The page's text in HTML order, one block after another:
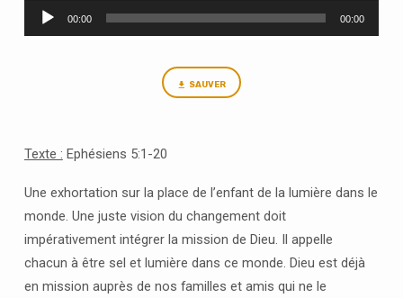
DE
LA
LE
MONDE
Lecteur
audio
00:00 00:00
SAUVER
Texte : Ephésiens 5:1-20
Une exhortation sur la place de l’enfant de la lumière dans le
monde. Une juste vision du changement doit
impérativement intégrer la mission de Dieu. Il appelle
chacun à être sel et lumière dans ce monde. Dieu est déjà
en mission auprès de nos familles et amis qui ne le